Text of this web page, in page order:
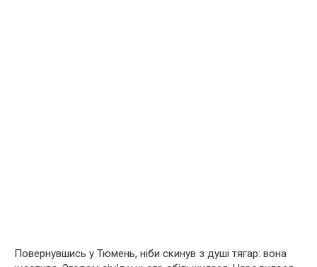
Повернувшись у Тюмень, ніби скинув з дyші тягар: вона